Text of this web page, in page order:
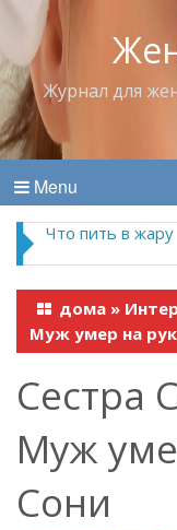
Журнал для
Menu
Что пить в жару
дома »
Муж умер на
Сестра
Муж
Сони